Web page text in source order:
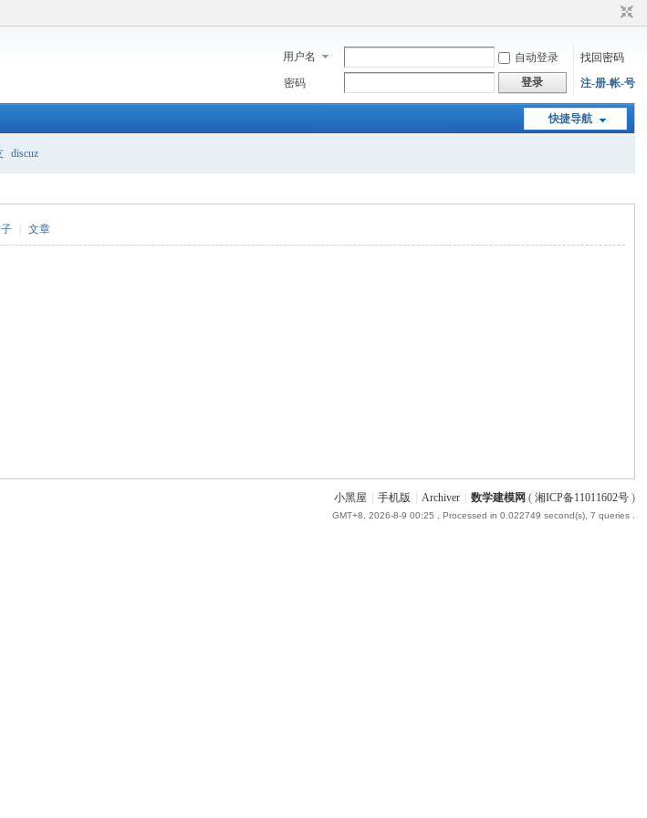
用户名 自动登录
找回密码
密码
登录 注-册-帐-号
快捷导航
discuz
文章
小黑屋 手机版 Archiver 数学建模网 ( 湘ICP备11011602号)
GMT+8, 2026-8-9 00:25 , Processed in 0.022749 second(s), 7 queries .